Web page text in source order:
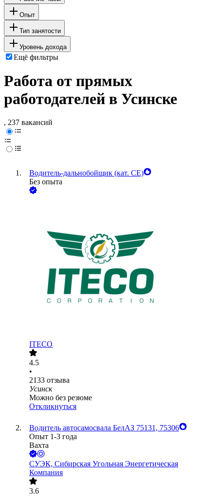
Опыт
Тип занятости
Уровень дохода
Ещё фильтры
Работа от прямых
работодателей в Усинске
, 237 вакансий
Водитель-дальнобойщик (кат. CE)
Без опыта
ITECO
4.5
•
2133 отзыва
Усинск
Можно без резюме
Откликнуться
Водитель автосамосвала БелАЗ 75131, 75306
Опыт 1-3 года
Вахта
СУЭК, Сибирская Угольная Энергетическая
Компания
3.6